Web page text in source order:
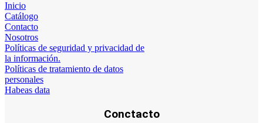
Inicio
Catálogo
Contacto
Nosotros
Políticas de seguridad y privacidad de
la información.
Políticas de tratamiento de datos
personales
Habeas data
Conctacto